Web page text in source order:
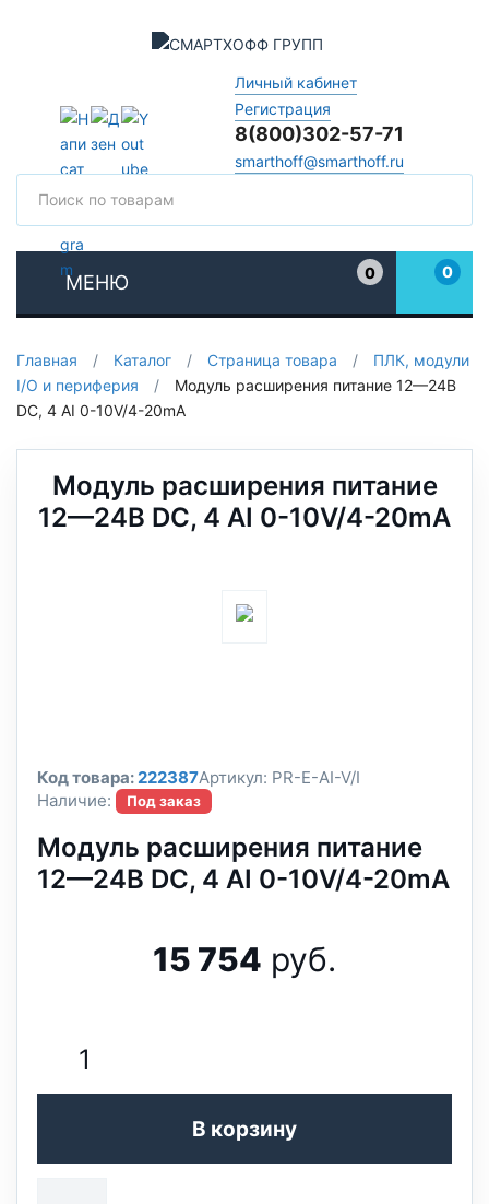
Личный кабинет
Регистрация
8(800)302-57-71
smarthoff@smarthoff.ru
МЕНЮ
0
0
Главная / Каталог / Страница товара /
ПЛК, модули
I/O и периферия
/
Модуль расширения питание 12—24В
DC, 4 AI 0-10V/4-20mA
Модуль расширения питание
12—24В DC, 4 AI 0-10V/4-20mA
Код товара:222387Артикул: PR-E-AI-V/I
Наличие:
Под заказ
Модуль расширения питание
12—24В DC, 4 AI 0-10V/4-20mA
15 754 руб.
В корзину